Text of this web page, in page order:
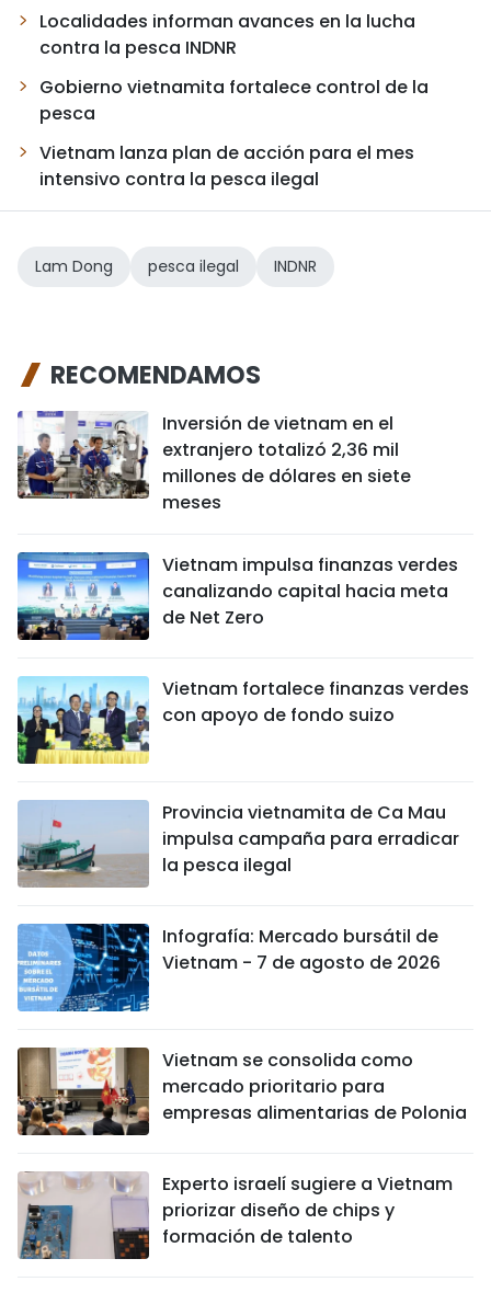
Localidades informan avances en la lucha
contra la pesca INDNR
Gobierno vietnamita fortalece control de la
pesca
Vietnam lanza plan de acción para el mes
intensivo contra la pesca ilegal
Lam Dong pesca ilegal INDNR
RECOMENDAMOS
Inversión de vietnam en el
extranjero totalizó 2,36 mil
millones de dólares en siete
meses
Vietnam impulsa finanzas verdes
canalizando capital hacia meta
de Net Zero
Vietnam fortalece finanzas verdes
con apoyo de fondo suizo
Provincia vietnamita de Ca Mau
impulsa campaña para erradicar
la pesca ilegal
Infografía: Mercado bursátil de
Vietnam - 7 de agosto de 2026
Vietnam se consolida como
mercado prioritario para
empresas alimentarias de Polonia
Experto israelí sugiere a Vietnam
priorizar diseño de chips y
formación de talento